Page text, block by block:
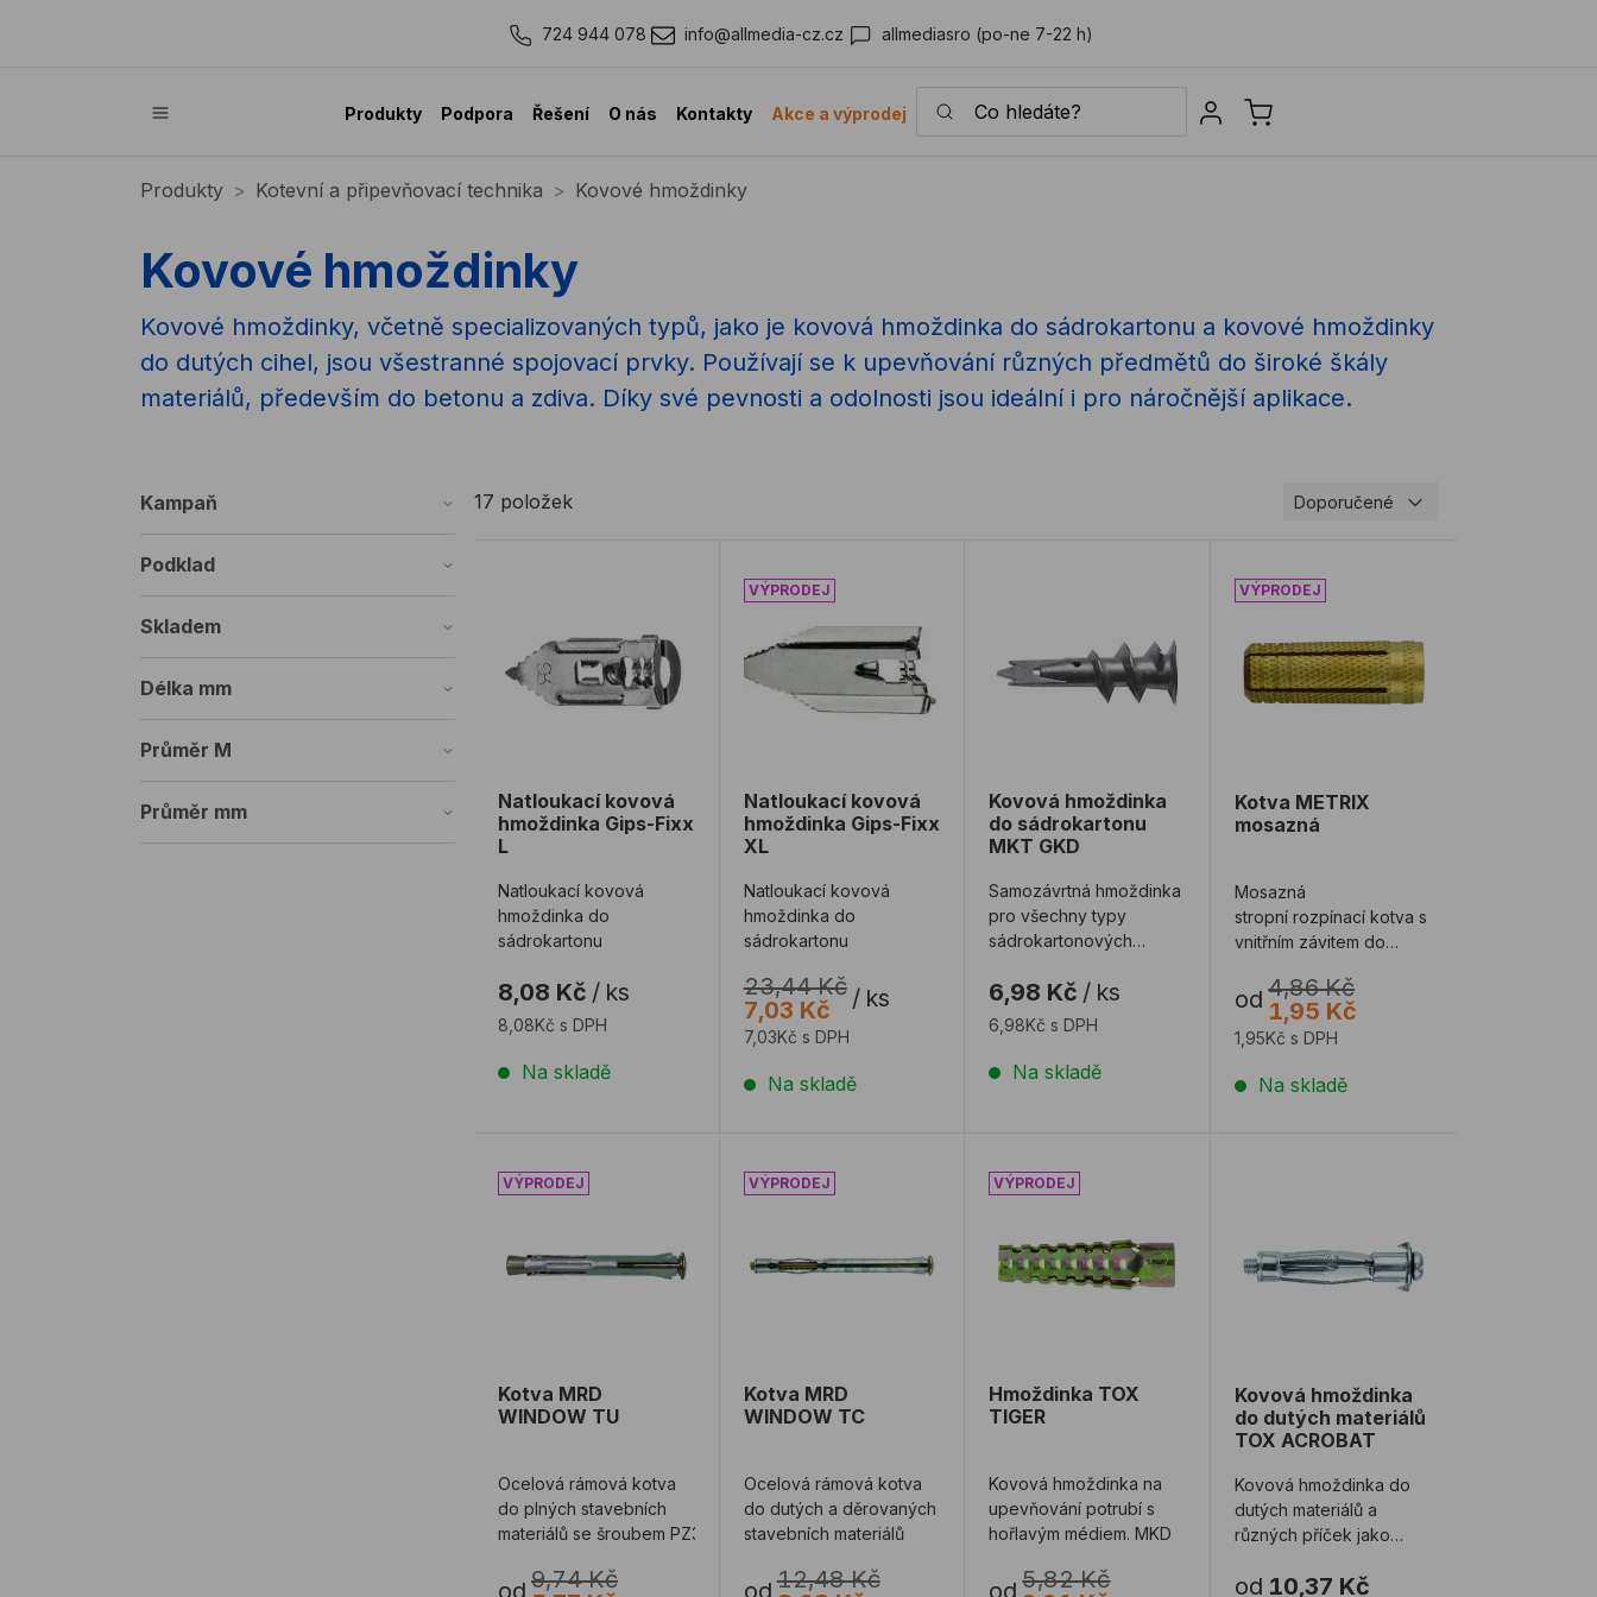
724 944 078 info@allmedia-cz.cz allmediasro (po-ne 7-22 h)
Produkty Podpora Řešení O nás Kontakty Akce a výprodej
Co hledáte? Sign in
Produkty Kotevní a připevňovací technika Kovové hmoždinky
Kovové hmoždinky
Kovové hmoždinky, včetně specializovaných typů, jako je kovová hmoždinka do sádrokartonu a kovové hmoždinky
do dutých cihel, jsou všestranné spojovací prvky. Používají se k upevňování různých předmětů do široké škály
materiálů, především do betonu a zdiva. Díky své pevnosti a odolnosti jsou ideální i pro náročnější aplikace.
Kampaň
Podklad
Skladem
Délka mm
Průměr M
Průměr mm
17 položek Doporučené
Natloukací kovová hmoždinka Gips-Fixx L
Natloukací kovová
hmoždinka Gips-Fixx
L
Natloukací kovová
hmoždinka do
sádrokartonu
8,08 Kč / ks
8,08Kč s DPH
Na skladě
Natloukací kovová hmoždinka Gips-Fixx XL
Natloukací kovová
hmoždinka Gips-Fixx
XL
Natloukací kovová
hmoždinka do
sádrokartonu
23,44 Kč
7,03 Kč
/ ks
7,03Kč s DPH
Na skladě
Kovová hmoždinka do sádrokartonu MKT GKD
Kovová hmoždinka
do sádrokartonu
MKT GKD
Samozávrtná hmoždinka
pro všechny typy
sádrokartonových
6,98 Kč / ks
6,98Kč s DPH
Na skladě
Kotva METRIX mosazná
Kotva METRIX
mosazná
Mosazná
stropní rozpínací kotva s
vnitřním závitem do
materiálů. MSD
od 4,86 Kč
1,95 Kč
1,95Kč s DPH
Na skladě
Kotva MRD WINDOW TU
Kotva MRD
WINDOW TU
Ocelová rámová kotva
do plných stavebních
materiálů se šroubem PZ3
od 9,74 Kč
Kotva MRD WINDOW TC
Kotva MRD
WINDOW TC
Ocelová rámová kotva
do dutých a děrovaných
stavebních materiálů
od12,48 Kč
Hmoždinka TOX TIGER
Hmoždinka TOX
TIGER
Kovová hmoždinka na
upevňování potrubí s
hořlavým médiem. MKD
od 5,82 Kč
Kovová hmoždinka
do dutých materiálů
TOX ACROBAT
Kovová hmoždinka do
dutých materiálů a
různých příček jako
dřevotříska, cementové
od 10,37 Kč